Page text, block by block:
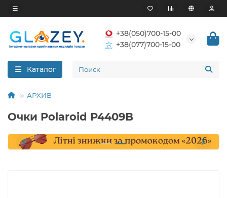
+38(050)700-15-00
+38(077)700-15-00
Каталог
АРХИВ
Очки Polaroid P4409B